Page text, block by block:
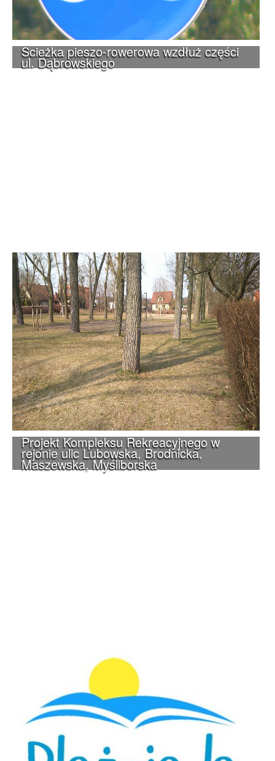
Ścieżka pieszo-rowerowa wzdłuż części
ul. Dąbrowskiego
Projekt Kompleksu Rekreacyjnego w
rejonie ulic Lubowska, Brodnicka,
Maszewska, Myśliborska